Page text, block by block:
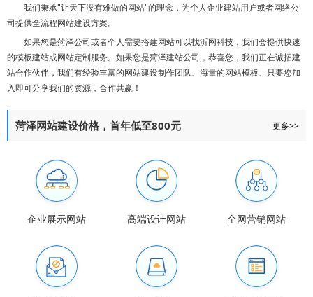
我们秉承"让天下没有难做的网站"的理念，为个人企业建站用户或者网络公
司提供全流程网站建设方案。
如果您是菏泽公司或者个人需要搭建网站可以找沂网科技，我们会提供快速
的模板建站或网站定制服务。如果您是菏泽建站公司，恭喜您，我们正在诚招建
站合作伙伴，我们有经验丰富的网站建设制作团队、海量的网站模板、只要您加
入即可分享我们的资源，合作共赢！
菏泽网站建设价格，首年低至800元 更多>>
企业展示网站 高端设计网站 全网营销网站